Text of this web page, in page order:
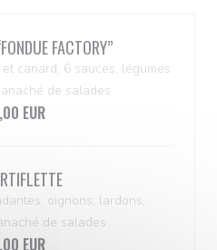
FACTORY’’
canard, 6 sauces, légumes
de salades
EUR
oignons, lardons,
de salades
EUR